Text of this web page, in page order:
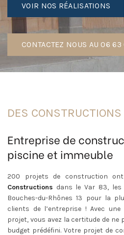
VOIR NOS RÉALISATIONS
CONTACTEZ NOUS AU 06
DES
Entreprise de
piscine et immeuble
200 projets de construction
Constructions dans le Var 83,
Bouches-du-Rhônes 13 pour la
clients de l’entreprise ! Avec
projet, vous avez la certitude de ne
budget prédéfini. Votre projet de